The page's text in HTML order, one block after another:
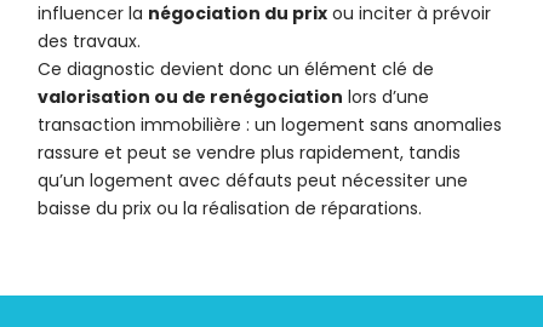
influencer la négociation du prix ou inciter à prévoir
des travaux.
Ce diagnostic devient donc un élément clé de
valorisation ou de renégociation lors d’une
transaction immobilière : un logement sans anomalies
rassure et peut se vendre plus rapidement, tandis
qu’un logement avec défauts peut nécessiter une
baisse du prix ou la réalisation de réparations.